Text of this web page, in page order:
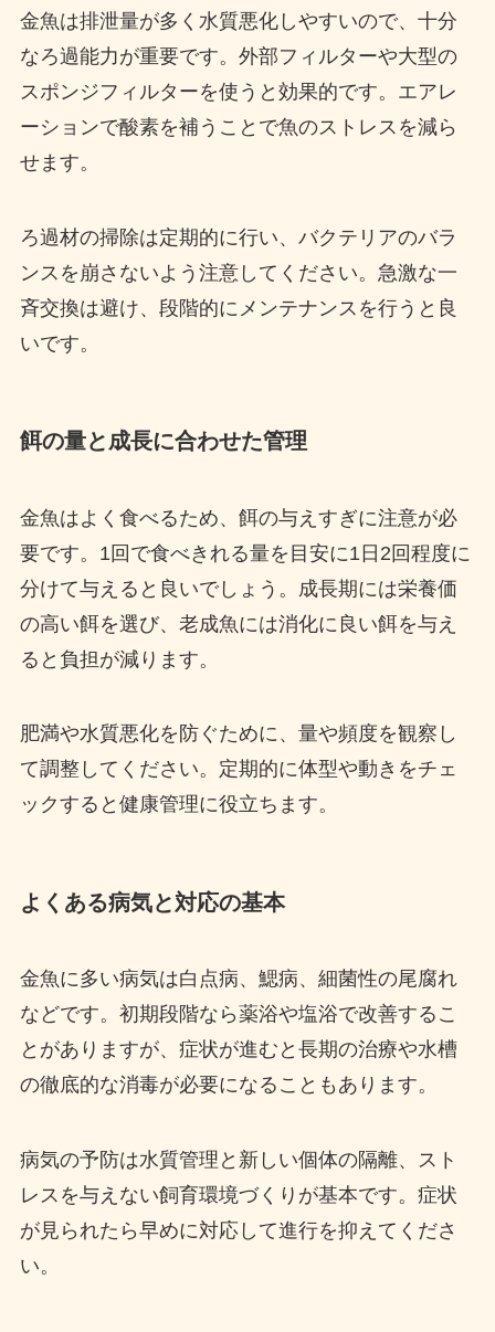
金魚は排泄量が多く水質悪化しやすいので、十分
なろ過能力が重要です。外部フィルターや大型の
スポンジフィルターを使うと効果的です。エアレ
ーションで酸素を補うことで魚のストレスを減ら
せます。
ろ過材の掃除は定期的に行い、バクテリアのバラ
ンスを崩さないよう注意してください。急激な一
斉交換は避け、段階的にメンテナンスを行うと良
いです。
餌の量と成長に合わせた管理
金魚はよく食べるため、餌の与えすぎに注意が必
要です。1回で食べきれる量を目安に1日2回程度に
分けて与えると良いでしょう。成長期には栄養価
の高い餌を選び、老成魚には消化に良い餌を与え
ると負担が減ります。
肥満や水質悪化を防ぐために、量や頻度を観察し
て調整してください。定期的に体型や動きをチェ
ックすると健康管理に役立ちます。
よくある病気と対応の基本
金魚に多い病気は白点病、鰓病、細菌性の尾腐れ
などです。初期段階なら薬浴や塩浴で改善するこ
とがありますが、症状が進むと長期の治療や水槽
の徹底的な消毒が必要になることもあります。
病気の予防は水質管理と新しい個体の隔離、スト
レスを与えない飼育環境づくりが基本です。症状
が見られたら早めに対応して進行を抑えてくださ
い。